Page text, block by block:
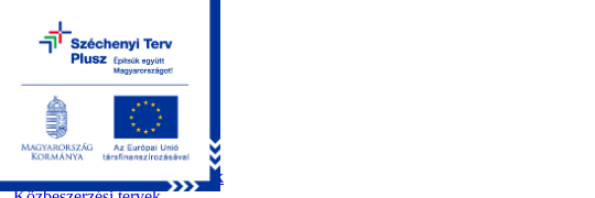
Kezdőoldal
Önkormányzat
Előterjesztések
Testületi ülések
Polgármesteri döntések
Bizottsági ülések
Rendeletek 1995 - 2013
Rendeletek 2014 - 2026
Szabályzatok/Alapító okiratok